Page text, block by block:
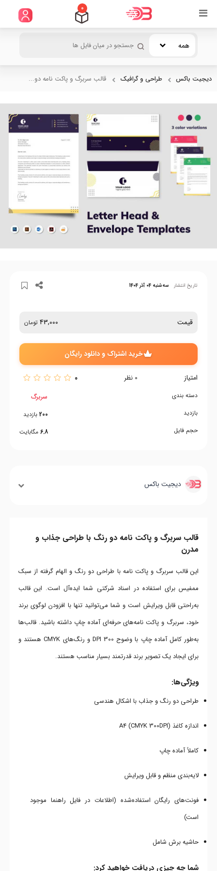
0
همه
دیجیت باکس طراحی و گرافیک قالب سربرگ و پاکت نامه دو...
تاریخ انتشار سه‌شنبه 04 آذر 1404
قیمت 43,000 تومان
خرید اشتراک و دانلود رایگان
امتیاز 0 نظر 0
دسته بندی
بازدید
حجم فایل
سربرگ
200 بازدید
6.8 مگابایت
دیجیت باکس
قالب سربرگ و پاکت نامه دو رنگ با طراحی جذاب و
مدرن
این قالب سربرگ و پاکت نامه با طراحی دو رنگ و الهام گرفته از سبک
ممفیس برای استفاده در اسناد شرکتی شما ایده‌آل است. این قالب
به‌راحتی قابل ویرایش است و شما می‌توانید تنها با افزودن لوگوی برند
خود، سربرگ و پاکت نامه‌های حرفه‌ای آماده چاپ داشته باشید. قالب‌ها
به‌طور کامل آماده چاپ با وضوح 300 DPI و رنگ‌های CMYK هستند و
برای ایجاد یک تصویر برند قدرتمند بسیار مناسب هستند.
ویژگی‌ها:
طراحی دو رنگ و جذاب با اشکال هندسی
اندازه کاغذ A4 (CMYK 300DPI)
کاملاً آماده چاپ
لایه‌بندی منظم و قابل ویرایش
فونت‌های رایگان استفاده‌شده (اطلاعات در فایل راهنما موجود
است)
حاشیه برش شامل
شما چه چیزی دریافت خواهید کرد: